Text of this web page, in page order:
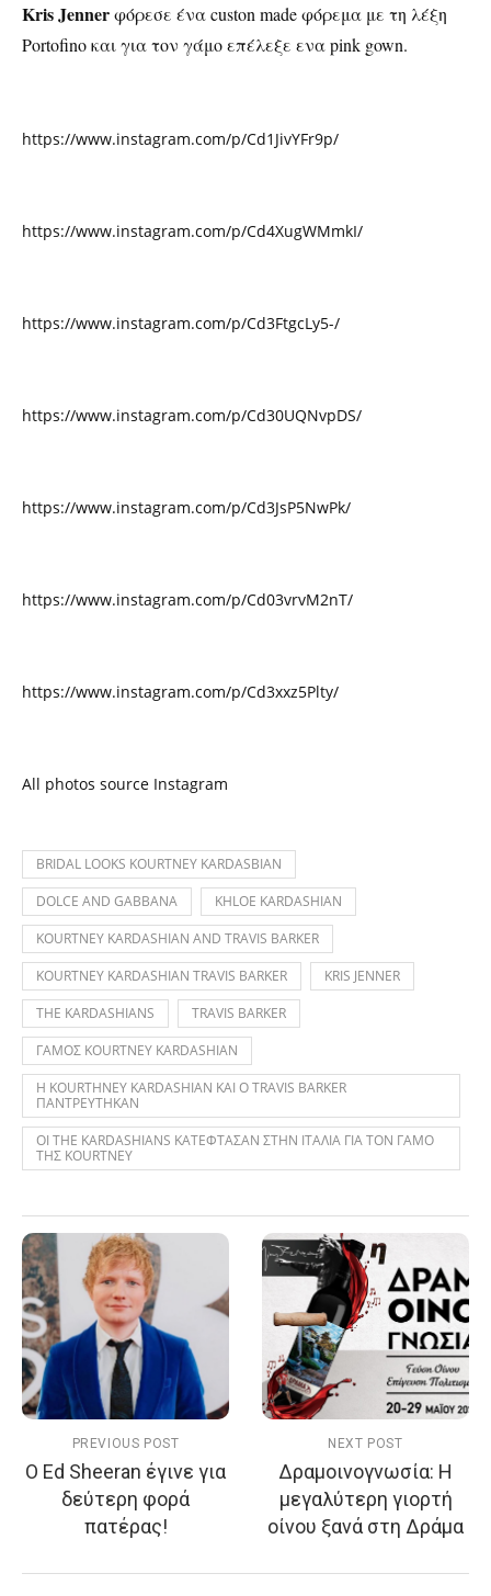
Kris Jennerφόρεσε έναcuston madeφόρεμα με τη λέξη
Portofinoκαι για τον γάμο επέλεξε ενα pink gown.
https://www.instagram.com/p/Cd1JivYFr9p/
https://www.instagram.com/p/Cd4XugWMmkI/
https://www.instagram.com/p/Cd3FtgcLy5-/
https://www.instagram.com/p/Cd30UQNvpDS/
https://www.instagram.com/p/Cd3JsP5NwPk/
https://www.instagram.com/p/Cd03vrvM2nT/
https://www.instagram.com/p/Cd3xxz5Plty/
All photos source Instagram
BRIDAL LOOKS KOURTNEY KARDASBIAN
DOLCE AND GABBANA
KHLOE KARDASHIAN
KOURTNEY KARDASHIAN AND TRAVIS BARKER
KOURTNEY KARDASHIAN TRAVIS BARKER
KRIS JENNER
THE KARDASHIANS
TRAVIS BARKER
ΓΑΜΟΣ KOURTNEY KARDASHIAN
Η KOURTHNEY KARDASHIAN ΚΑΙ Ο TRAVIS BARKER
ΠΑΝΤΡΕΥΤΗΚΑΝ
ΟΙ THE KARDASHIANS ΚΑΤΕΦΤΑΣΑΝ ΣΤΗΝ ΙΤΑΛΙΑ ΓΙΑ ΤΟΝ ΓΑΜΟ
ΤΗΣ KOURTNEY
PREVIOUS POST
Ο Ed Sheeran έγινε για
δεύτερη φορά
πατέρας!
NEXT POST
Δραμοινογνωσία: H
μεγαλύτερη γιορτή
οίνου ξανά στη Δράμα